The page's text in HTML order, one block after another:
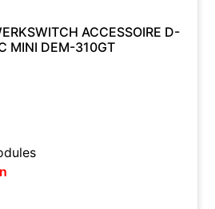
ACCESSOIRE D-
MINI DEM-310GT